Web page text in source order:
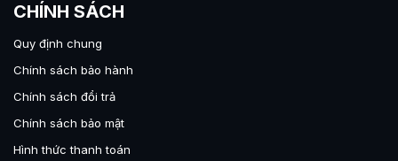
CHÍNH SÁCH
Quy định chung
Chính sách bảo hành
Chính sách đổi trả
Chính sách bảo mật
Hình thức thanh toán